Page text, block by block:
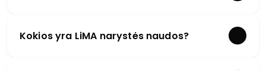
Kokios yra LiMA narystės naudos?